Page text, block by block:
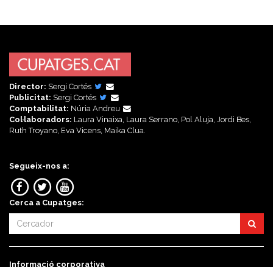
Director: Sergi Cortés
Publicitat: Sergi Cortés
Comptabilitat: Núria Andreu
Col·laboradors: Laura Vinaixa, Laura Serrano, Pol Aluja, Jordi Bes,
Ruth Troyano, Eva Vicens, Maika Clua.
Segueix-nos a:
Cerca a Cupatges:
Informació corporativa